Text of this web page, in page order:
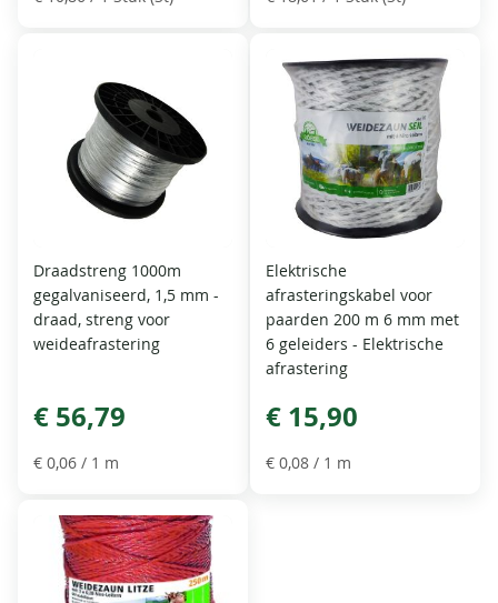
Draadstreng 1000m
gegalvaniseerd, 1,5 mm -
draad, streng voor
weideafrastering
€ 56,79
€ 0,06 / 1 m
Elektrische
afrasteringskabel voor
paarden 200 m 6 mm met
6 geleiders - Elektrische
afrastering
€ 15,90
€ 0,08 / 1 m